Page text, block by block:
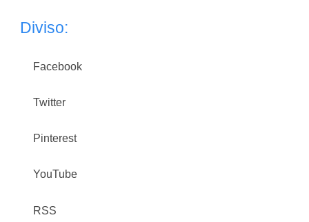
Diviso:
Facebook
Twitter
Pinterest
YouTube
RSS